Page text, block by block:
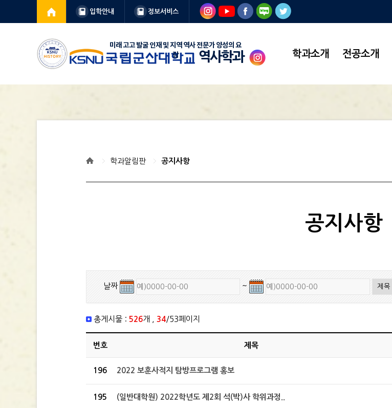
입학안내 정보서비스
역사학과 학과소개 전공소개
학과알림판 공지사항
공지사항
날짜 ~
총게시물 : 526 개 , 34/53페이지
번호 제목
196 2022 보훈사적지 탐방프로그램 홍보
195 (일반대학원) 2022학년도 제2회 석(박)사 학위과정..